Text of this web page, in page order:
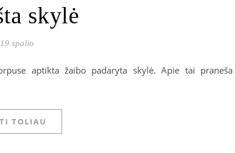
skylė
spalio
aptikta žaibo padaryta skylė. Apie tai praneša
TOLIAU